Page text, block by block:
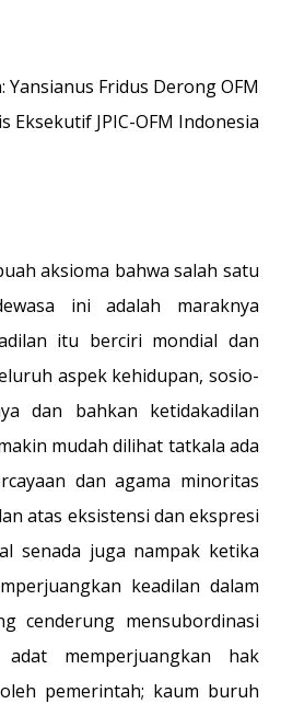
Yansianus Fridus Derong OFM
Eksekutif JPIC-OFM Indonesia
aksioma bahwa salah satu
ini adalah maraknya
itu berciri mondial dan
aspek kehidupan, sosio-
dan bahkan ketidakadilan
mudah dilihat tatkala ada
dan agama minoritas
atas eksistensi dan ekspresi
senada juga nampak ketika
keadilan dalam
cenderung mensubordinasi
adat memperjuangkan hak
pemerintah; kaum buruh